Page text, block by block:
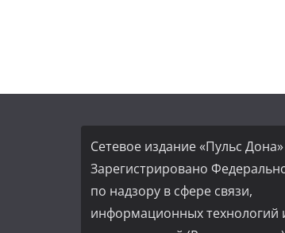
Сетевое издание «Пульс Дона»
Зарегистрировано
по надзору в сфере связи,
информационных технологий